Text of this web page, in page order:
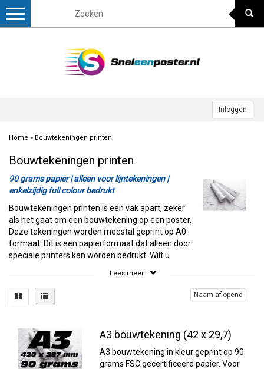
Inloggen
Toggle
Home » Bouwtekeningen printen
Bouwtekeningen printen
90 grams papier | alleen voor lijntekeningen |
enkelzijdig full colour bedrukt
Bouwtekeningen printen is een vak apart, zeker
als het gaat om een bouwtekening op een poster.
Deze tekeningen worden meestal geprint op A0-
formaat. Dit is een papierformaat dat alleen door
speciale printers kan worden bedrukt. Wilt u
een extern bedrijf. Wij kunnen uw
bouwtekeningen perfect afdrukken, zowel in
van stevig 90-grams papier. Hierdoor blijft de
tekening langer scherp en bruikbaar, ook op een
bouwplaats.
Lees meer
Naam aflopend
A3 bouwtekening (42 x 29,7)
A3 bouwtekening in kleur geprint op 90
grams FSC gecertificeerd papier. Voor